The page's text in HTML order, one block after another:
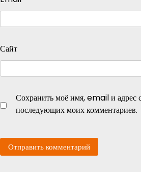
Сайт
Сохранить моё имя, email и адрес
последующих моих комментариев.